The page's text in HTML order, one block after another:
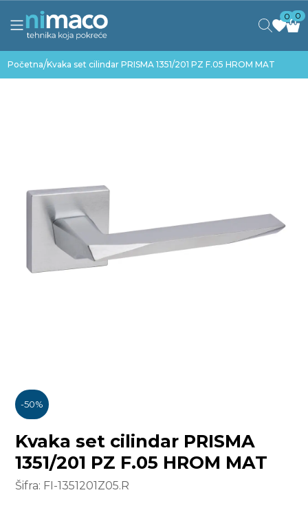
0 0
Početna/Kvaka set cilindar PRISMA 1351/201 PZ F.05 HROM MAT
-50%
Kvaka set cilindar PRISMA
1351/201 PZ F.05 HROM MAT
Šifra: FI-1351201Z05.R